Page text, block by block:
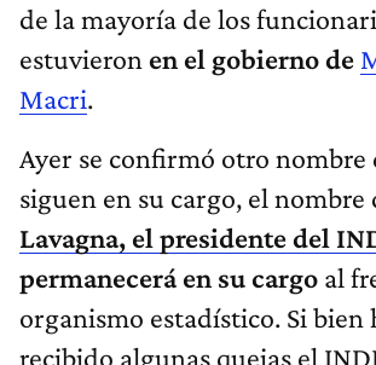
de la mayoría de los
estuvieron en el gobierno de
Macri.
Ayer se confirmó otro nombre
siguen en su cargo, el nombre
Lavagna, el presidente del
permanecerá en su cargo al
organismo estadístico. Si bien
recibido algunas quejas el